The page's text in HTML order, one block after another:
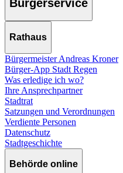
Bürgerservice
Rathaus
Bürgermeister Andreas Kroner
Bürger-App Stadt Regen
Was erledige ich wo?
Ihre Ansprechpartner
Stadtrat
Satzungen und Verordnungen
Verdiente Personen
Datenschutz
Stadtgeschichte
Behörde online